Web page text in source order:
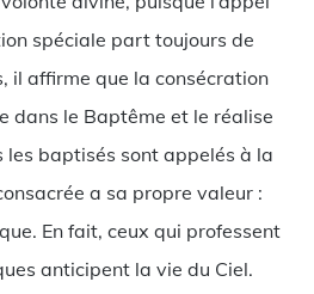
spéciale part toujours de
il affirme que la consécration
dans le Baptême et le réalise
les baptisés sont appelés à la
a sa propre valeur :
En fait, ceux qui professent
anticipent la vie du Ciel.